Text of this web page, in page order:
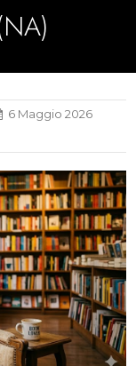
6 Maggio 2026